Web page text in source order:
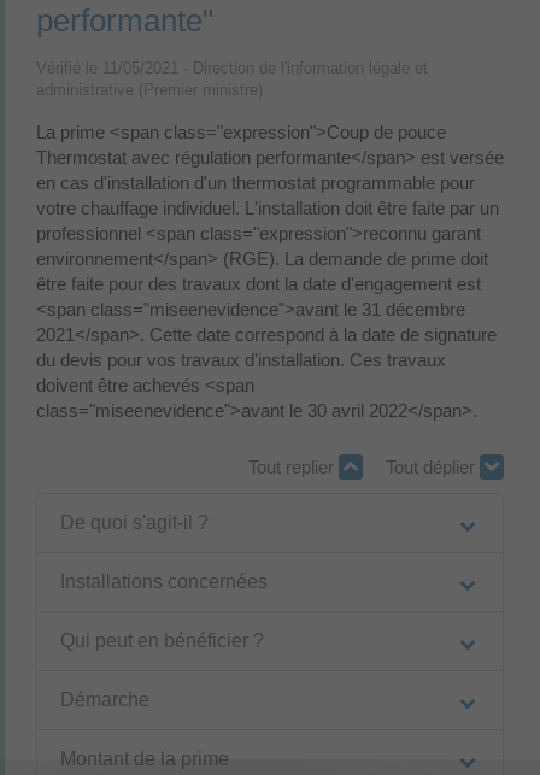
performante"
Vérifié le 11/05/2021 - Direction de l'information légale et
administrative (Premier ministre)
La prime <span class="expression">Coup de pouce
Thermostat avec régulation performante</span> est versée
en cas d'installation d'un thermostat programmable pour
votre chauffage individuel. L'installation doit être faite par un
professionnel <span class="expression">reconnu garant
environnement</span> (RGE). La demande de prime doit
être faite pour des travaux dont la date d'engagement est
<span class="miseenevidence">avant le 31 décembre
2021</span>. Cette date correspond à la date de signature
du devis pour vos travaux d'installation. Ces travaux
doivent être achevés <span
class="miseenevidence">avant le 30 avril 2022</span>.
Tout replier Tout déplier
De quoi s'agit-il ?
Installations concernées
Qui peut en bénéficier ?
Démarche
Montant de la prime